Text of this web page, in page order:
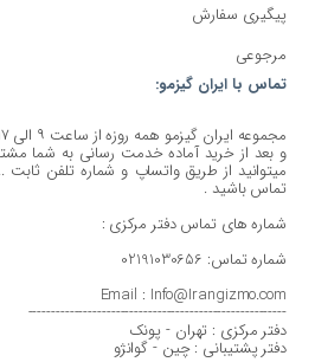
پیگیری سفارش
مرجوعی
تماس با ایران گیزمو:
و بعد از خرید آماده خدمت رسانی به شما
میتوانید از طریق واتساپ و شماره تلفن ثابت
تماس باشید .
شماره های تماس دفتر مرکزی :
شماره تماس: 02191030656
Email : Info@Irangizmo.com
--------------------------------------------------------
دفتر مرکزی : تهران - پونک
دفتر پشتیبانی : چین - گوانژو